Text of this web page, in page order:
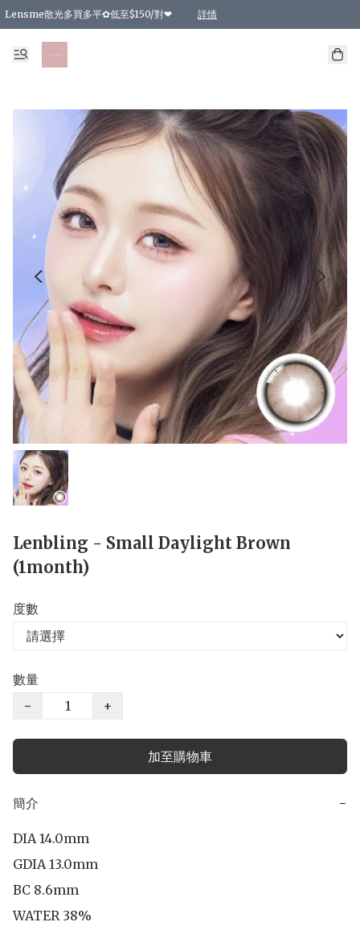
Lensme散光多買多平✿低至$150/對❤ 詳情
台灣Karacon⁩✧日拋 特價清貨❁⃘
日本韓國多款日/月拋現貨☼ 特價❤︎數量有限 售完即止
🇰🇷韓國多款月拋現貨 特價兩對$99✿數量有限 售完即止♫
精選商品，任選買2件或以上9 折；買4件或以上85 折；買6件或以上8 折
精選商品，任選買2件HKD 140.00；買4件HKD 260.00
精選商品，任選買2件HKD 190.00；買4件HKD 360.00
精選商品，任選買2件HKD 110.00；買4件HKD 180.00
精選商品，任選買2件HKD 170.00；買4件HKD 320.00
精選商品，任選買2件或以上減HKD 148.00
精選商品，任選買2件或以上減HKD 148.00
精選商品，任選買2件或以上95 折；買4件或以上9 折；買6件或以上85 折；買8件
精選商品，任選買12件或以上87 折
精選商品，任選買2件或以上減HKD 16.00；買4件或以上減HKD 32.00；買6
精選商品，任選買2件或以上95 折；買4件或以上9 折；買8件或以上85 折；買12
購物滿 HKD 800.00即享免運費優惠！（適用於 特定的送貨方式 )
Lenbling - Small Daylight Brown
(1month)
度數
數量
−
+
加至購物車
簡介 −
DIA 14.0mm
GDIA 13.0mm
BC 8.6mm
WATER 38%